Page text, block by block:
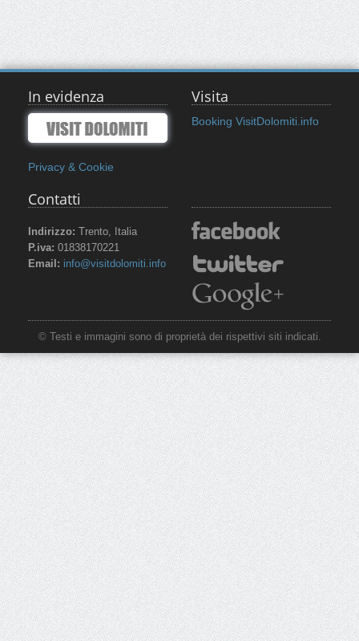
In evidenza
Privacy & Cookie
Visita
Booking VisitDolomiti.info
Contatti
Indirizzo: Trento, Italia
P.iva: 01838170221
Email: info@visitdolomiti.info
© Testi e immagini sono di proprietà dei rispettivi siti indicati.